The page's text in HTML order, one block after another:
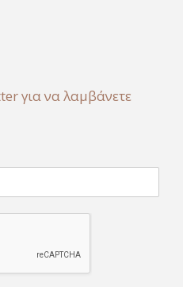
για να λαμβάνετε